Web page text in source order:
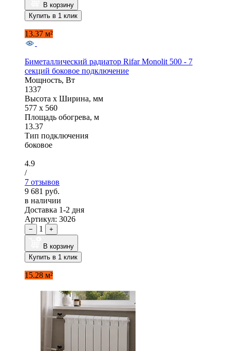
В корзину
Купить в 1 клик
13.37 м²
Биметаллический радиатор Rifar Monolit 500 - 7
секций боковое подключение
Мощность, Вт
1337
Высота x Ширина, мм
577 x 560
Площадь обогрева, м
13.37
Тип подключения
боковое
4.9
/
7 отзывов
9 681 руб.
в наличии
Доставка 1-2 дня
Артикул: 3026
− 1 +
В корзину
Купить в 1 клик
15.28 м²